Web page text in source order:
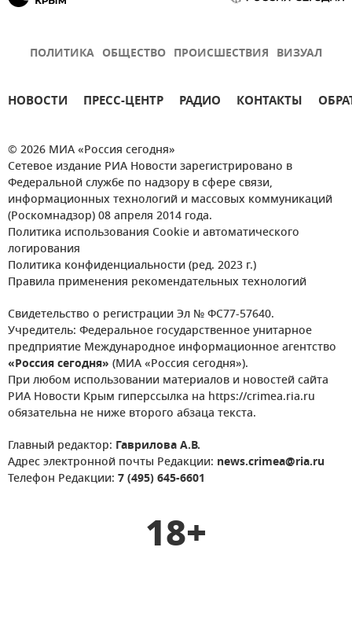
ПОЛИТИКА ОБЩЕСТВО ПРОИСШЕСТВИЯ ВИЗУАЛ
НОВОСТИ ПРЕСС-ЦЕНТР РАДИО КОНТАКТЫ
© 2026 МИА «Россия сегодня»
Сетевое издание РИА Новости зарегистрировано в
Федеральной службе по надзору в сфере связи,
информационных технологий и массовых коммуникаций
(Роскомнадзор) 08 апреля 2014 года.
Политика использования Cookie и автоматического
логирования
Политика конфиденциальности (ред. 2023 г.)
Правила применения рекомендательных технологий
Свидетельство о регистрации Эл № ФС77-57640.
Учредитель: Федеральное государственное унитарное
предприятие Международное информационное агентство
«Россия сегодня» (МИА «Россия сегодня»).
При любом использовании материалов и новостей сайта
РИА Новости Крым гиперссылка на https://crimea.ria.ru
обязательна не ниже второго абзаца текста.
Главный редактор: Гаврилова А.В.
Адрес электронной почты Редакции: news.crimea@ria.ru
Телефон Редакции: 7 (495) 645-6601
18+